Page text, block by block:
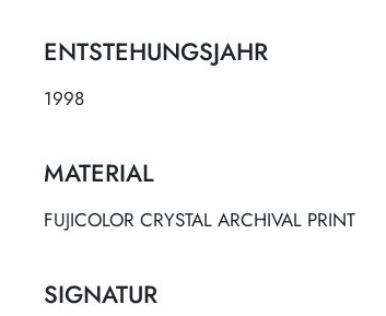
ENTSTEHUNGSJAHR
1998
MATERIAL
FUJICOLOR CRYSTAL ARCHIVAL PRINT
SIGNATUR